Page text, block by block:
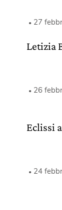
27
Letizia
26
Eclissi
24